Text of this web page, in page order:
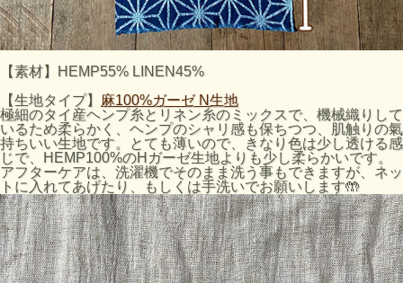
【素材】HEMP55% LINEN45%
【生地タイプ】 麻100%ガーゼ N生地
極細のタイ産ヘンプ糸とリネン糸のミックスで、機械織りして
いるため柔らかく、ヘンプのシャリ感も保ちつつ、肌触りの氣
持ちいい生地です。とても薄いので、きなり色は少し透ける感
じで、HEMP100%のHガーゼ生地よりも少し柔らかいです。
アフターケアは、洗濯機でそのまま洗う事もできますが、ネッ
トに入れてあげたり、もしくは手洗いでお願いします🤲